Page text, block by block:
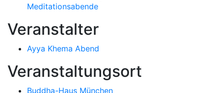
Meditationsabende
Veranstalter
Ayya Khema Abend
Veranstaltungsort
Buddha-Haus München